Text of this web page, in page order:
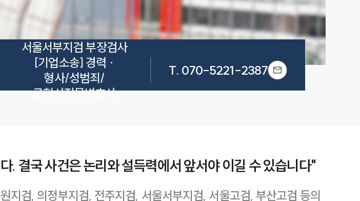
서울서부지검 부장검사
[기업소송] 경력 ·
형사/성범죄/
군형사전문변호사
T. 070-5221-2387
. 결국 사건은 논리와 설득력에서 앞서야 이길 수 있습니다"
지검, 의정부지검, 전주지검, 서울서부지검, 서울고검, 부산고검 등의